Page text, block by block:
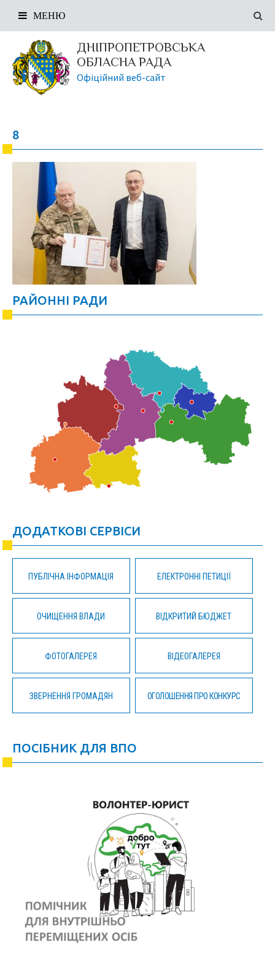
ДНІПРОПЕТРОВСЬКА
ОБЛАСНА РАДА
Офіційний веб-сайт
МЕНЮ
8
РАЙОННІ РАДИ
ДОДАТКОВІ СЕРВІСИ
ПУБЛІЧНА ІНФОРМАЦІЯ ЕЛЕКТРОННІ ПЕТИЦІЇ
ОЧИЩЕННЯ ВЛАДИ ВІДКРИТИЙ БЮДЖЕТ
ФОТОГАЛЕРЕЯ ВІДЕОГАЛЕРЕЯ
ЗВЕРНЕННЯ ГРОМАДЯН ОГОЛОШЕННЯ ПРО КОНКУРС
ПОСІБНИК ДЛЯ ВПО